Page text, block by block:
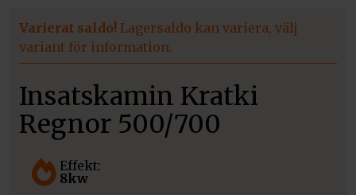
Varierat saldo! Lagersaldo kan variera, välj
variant för information.
Insatskamin Kratki
Regnor 500/700
Effekt:
8kw